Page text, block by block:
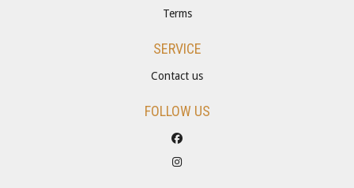
Terms
SERVICE
Contact us
FOLLOW US